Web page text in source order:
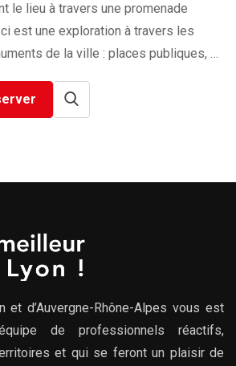
le lieu à travers une promenade
est une exploration à travers les
de la ville : places publiques, …
et d’Auvergne-Rhône-Alpes vous est
de professionnels réactifs,
et qui se feront un plaisir de